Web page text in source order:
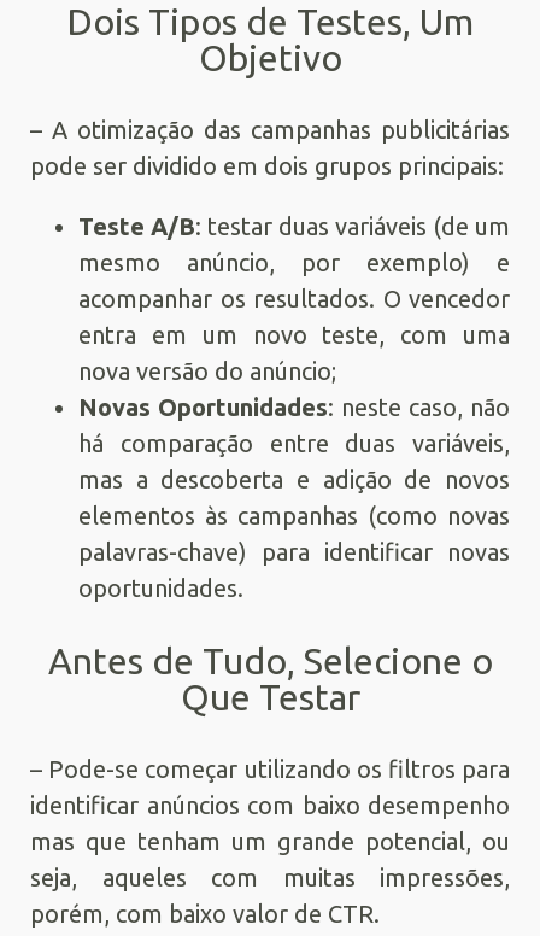
Dois Tipos de Testes, Um
Objetivo
– A otimização das campanhas publicitárias
pode ser dividido em dois grupos principais:
Teste A/B: testar duas variáveis (de um
mesmo anúncio, por exemplo) e
acompanhar os resultados. O vencedor
entra em um novo teste, com uma
nova versão do anúncio;
Novas Oportunidades: neste caso, não
há comparação entre duas variáveis,
mas a descoberta e adição de novos
elementos às campanhas (como novas
palavras-chave) para identificar novas
oportunidades.
Antes de Tudo, Selecione o
Que Testar
– Pode-se começar utilizando os filtros para
identificar anúncios com baixo desempenho
mas que tenham um grande potencial, ou
seja, aqueles com muitas impressões,
porém, com baixo valor de CTR.